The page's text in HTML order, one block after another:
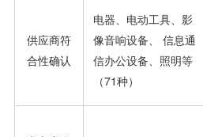
供应商符
合性确认
电器、电动工具、影
像音响设备、 信息通
信办公设备、照明等
（71种）